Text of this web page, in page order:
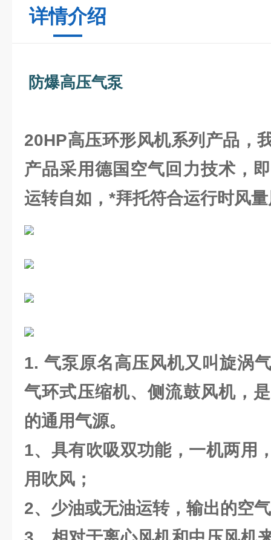
详情介绍
防爆高压气泵
20HP高压环形风机系列产品，
产品采用德国空气回力技术，
运转自如，*拜托符合运行时风
1. 气泵原名高压风机又叫旋涡
气环式压缩机、侧流鼓风机，
的通用气源。
1、具有吹吸双功能，一机两用
用吹风；
2、少油或无油运转，输出的空